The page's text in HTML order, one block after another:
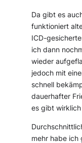
Da gibt es
funktioniert
ICD-
ich dann
wieder
jedoch mit
schnell
dauerhafter
es gibt wirklich
mehr habe ich